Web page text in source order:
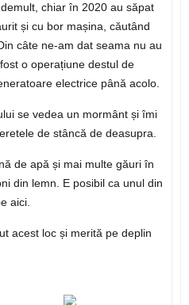
chiar în 2020 au săpat
și cu bor mașina, căutând
câte ne-am dat seama nu au
o operațiune destul de
electrice până acolo.
se vedea un mormânt și îmi
de stâncă de deasupra.
de apă și mai multe găuri în
din lemn. E posibil ca unul din
aici.
acest loc și merită pe deplin